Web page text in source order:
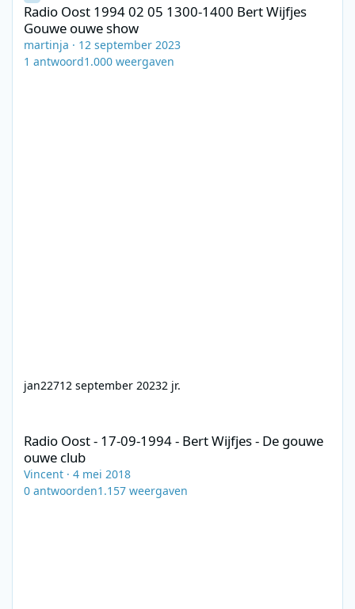
Radio Oost 1994 02 05 1300-1400 Bert Wijfjes
Gouwe ouwe show
martinja · 12 september 2023
1 antwoord1.000 weergaven
jan22712 september 20232 jr.
Radio Oost - 17-09-1994 - Bert Wijfjes - De gouwe
ouwe club
Vincent · 4 mei 2018
0 antwoorden1.157 weergaven